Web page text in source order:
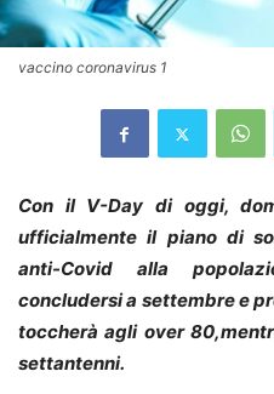
vaccino coronavirus 1
Con il V-Day di oggi,
ufficialmente il piano di
anti-Covid alla
concludersi a settembre e
toccherà agli over
settantenni.